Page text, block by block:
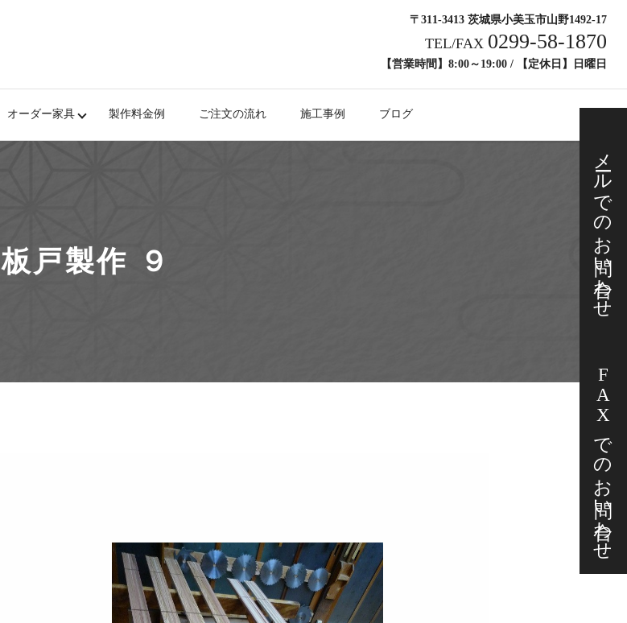
〒311-3413 茨城県小美玉市山野1492-17
TEL/FAX 0299-58-1870
【営業時間】8:00～19:00 / 【定休日】日曜日
オーダー家具 製作料金例 ご注文の流れ 施工事例 ブログ
板戸製作 ９
メールでの
お問い合わせ
FAXでの
お問い合わせ